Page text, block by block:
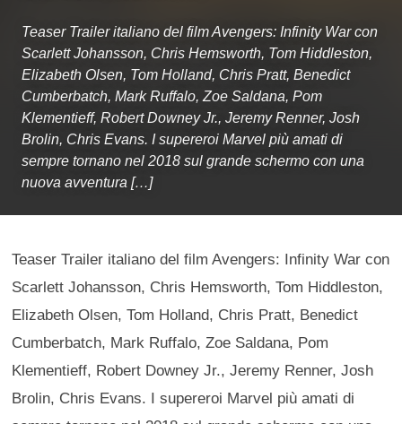
Teaser Trailer italiano del film Avengers: Infinity War con
Scarlett Johansson, Chris Hemsworth, Tom Hiddleston,
Elizabeth Olsen, Tom Holland, Chris Pratt, Benedict
Cumberbatch, Mark Ruffalo, Zoe Saldana, Pom
Klementieff, Robert Downey Jr., Jeremy Renner, Josh
Brolin, Chris Evans. I supereroi Marvel più amati di
sempre tornano nel 2018 sul grande schermo con una
nuova avventura […]
Teaser Trailer italiano del film Avengers: Infinity War con
Scarlett Johansson, Chris Hemsworth, Tom Hiddleston,
Elizabeth Olsen, Tom Holland, Chris Pratt, Benedict
Cumberbatch, Mark Ruffalo, Zoe Saldana, Pom
Klementieff, Robert Downey Jr., Jeremy Renner, Josh
Brolin, Chris Evans. I supereroi Marvel più amati di